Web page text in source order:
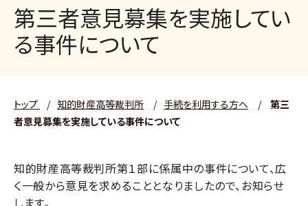
第三者意見募集を実施してい
る事件について
トップ / 知的財産高等裁判所 / 手続を利用する方へ /
第三
者意見募集を実施している事件について
知的財産高等裁判所第１部に係属中の事件について、広
く一般から意見を求めることとなりましたので、お知らせ
します。